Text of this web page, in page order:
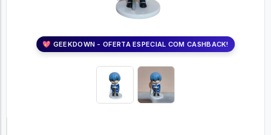
💖 GEEKDOWN - OFERTA ESPECIAL COM CASHBACK!